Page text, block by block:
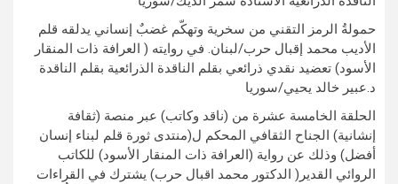
حمولةُ الرمز التقني من سخرية وتهكّم غضبٌ إنساني يدلقه قلم
الأديب محمد إقبال حرب/لبنان. في روايته ( العرافة ذات المنقار
الأسود) تعضيد نقدي ذرائعي بقلم الناقدة الذرائعية بقلم الناقدة
د.عبير خالد يحيي/سوريا
الحلقة الخامسة عشرة من (ناقد وكاتب) عبر منصة (ثقافة
إنشانية) الجناح الثقافي المحكم ل(منتدى ثورة قلم لبناء إنسان
أفضل) وذلك عن رواية (العرافة ذات المنقار الأسود) للكاتب
الروائي القدير( الدكتور محمد اقبال حرب) يشترك في القراءات